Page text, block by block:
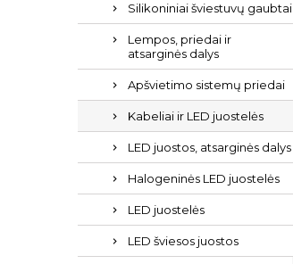
Silikoniniai šviestuvų gaubtai
Lempos, priedai ir
atsarginės dalys
Apšvietimo sistemų priedai
Kabeliai ir LED juostelės
LED juostos, atsarginės dalys
Halogeninės LED juostelės
LED juostelės
LED šviesos juostos